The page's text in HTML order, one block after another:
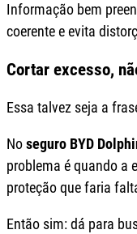
Informação bem
coerente e evita
Cortar excesso,
Essa talvez seja a
Noseguro BYD
problema é quando a
proteção que faria
Então sim: dá para